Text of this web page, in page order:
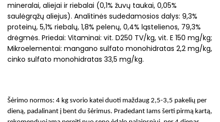
mineralai, aliejai ir riebalai (0,1% žuvų taukai, 0,05%
saulėgrąžų aliejus). Analitinės sudedamosios dalys: 9,3%
proteinų, 5,1% riebalų, 1,8% pelenų, 0,4% ląstelienos, 79,3%
drėgmės. Priedai: Vitaminai: vit. D250 TV/kg, vit. E 150 mg/kg;
Mikroelementai: mangano sulfato monohidratas 2,2 mg/kg,
cinko sulfato monohidratas 33,5 mg/kg.
Šėrimo normos: 4 kg svorio katei duoti maždaug 2,5-3,5 pakelių per
dieną, padalinant į bent du šėrimus. Pradedant Iams šerti pirmą kartą,